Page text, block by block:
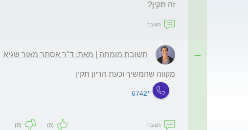
זה תקין?
תגובה
תשובת מומחה | מאת: ד"ר אסתר מאור שגיא
מקווה שהמשיך וכעת הריון תקין
*6742
תגובה (0)
(0)